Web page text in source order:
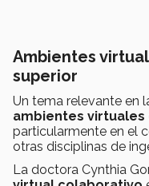
Ambientes
superior
Un tema relevante en
ambientes virtuales
particularmente en el
otras disciplinas de
La doctora Cynthia